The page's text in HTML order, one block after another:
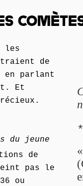
les
de
parlant
Et
du jeune
de
pas le
ou